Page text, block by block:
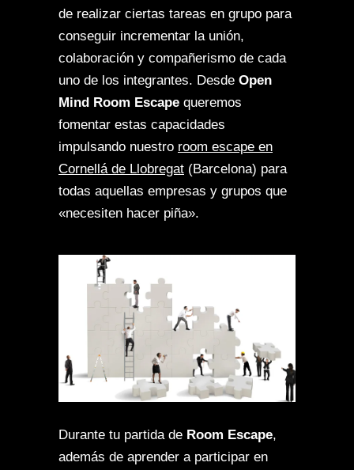
de realizar ciertas tareas en grupo para
conseguir incrementar la unión,
colaboración y compañerismo de cada
uno de los integrantes. Desde Open
Mind Room Escape queremos
fomentar estas capacidades
impulsando nuestro room escape en
Cornellá de Llobregat (Barcelona) para
todas aquellas empresas y grupos que
«necesiten hacer piña».
Durante tu partida de Room Escape,
además de aprender a participar en